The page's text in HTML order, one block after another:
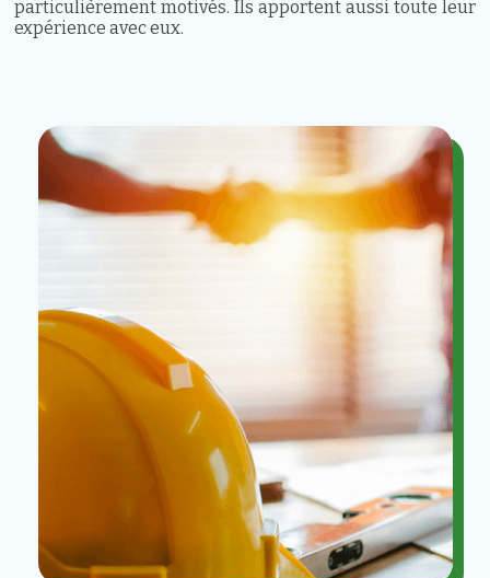
particulièrement motivés. Ils apportent aussi toute leur
expérience avec eux.